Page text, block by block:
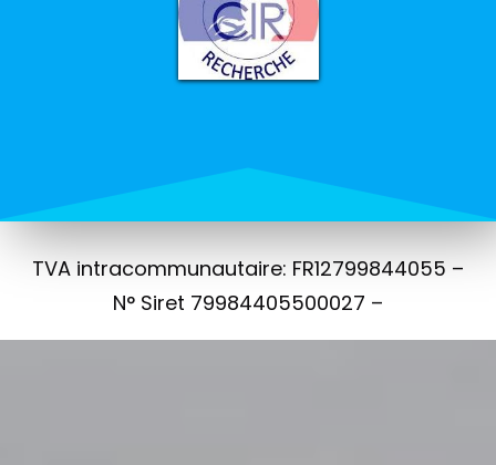
TVA intracommunautaire: FR12799844055 –
N° Siret 79984405500027 –